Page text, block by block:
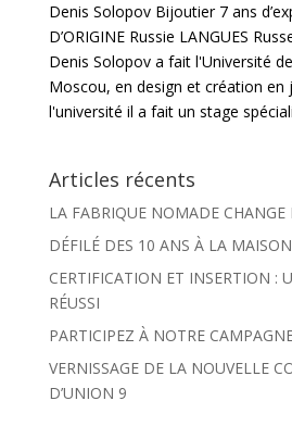
Denis Solopov Bijoutier 7 ans
D’ORIGINE Russie LANGUES
Denis Solopov a fait l'Université
Moscou, en design et création en
l'université il a fait un stage
Articles récents
LA FABRIQUE NOMADE CHANGE
DÉFILÉ DES 10 ANS À LA
CERTIFICATION ET INSERTION :
RÉUSSI
PARTICIPEZ À NOTRE
VERNISSAGE DE LA NOUVELLE
D’UNION 9